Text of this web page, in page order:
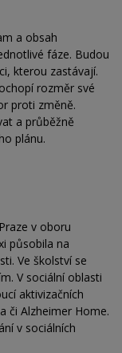
a obsah
fáze. Budou
kterou zastávají.
rozměr své
proti změně.
a průběžně
plánu.
v oboru
působila na
Ve školství se
V sociální oblasti
aktivizačních
či Alzheimer Home.
v sociálních